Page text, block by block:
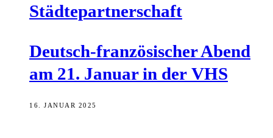
Städtepartnerschaft
Deutsch-fran­zö­si­scher Abend
am 21. Janu­ar in der VHS
16. JANUAR 2025